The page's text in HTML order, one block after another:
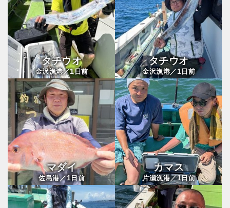
タチウオ
金沢漁港／1日前
タチウオ
金沢漁港／ 1日前
マダイ
佐島港／1日前
カマス
片瀬漁港／1日前